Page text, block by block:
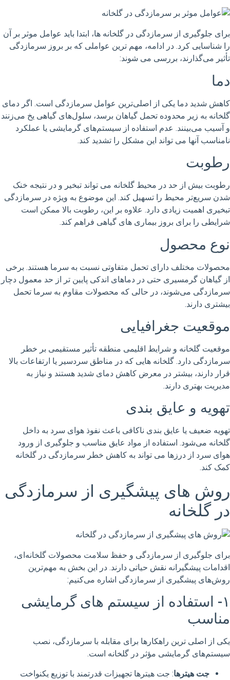
برای جلوگیری از سرمازدگی در گلخانه ها، ابتدا باید عوامل موثر بر آن
را شناسایی کرد. در ادامه، مهم ترین عواملی که بر بروز سرمازدگی
تأثیر می‌گذارند، بررسی می شوند:
دما
کاهش شدید دما یکی از اصلی‌ترین عوامل سرمازدگی است. اگر دمای
گلخانه به زیر محدوده تحمل گیاهان برسد، سلول‌های گیاهی یخ می‌زنند
و آسیب می‌بینند. عدم استفاده از سیستم‌های گرمایشی یا عملکرد
نامناسب آنها می تواند این مشکل را تشدید کند.
رطوبت
رطوبت بیش از حد در محیط گلخانه می تواند تبخیر و در نتیجه خنک
شدن سریع‌تر محیط را تسهیل کند. این موضوع به ویژه در سرمازدگی
تبخیری اهمیت زیادی دارد. علاوه بر این، رطوبت بالا ممکن است
شرایطی را برای بروز بیماری های گیاهی فراهم کند.
نوع محصول
محصولات مختلف دارای تحمل متفاوتی نسبت به سرما هستند. برخی
از گیاهان گرمسیری حتی در دماهای اندکی پایین تر از حد معمول دچار
سرمازدگی می‌شوند، در حالی که محصولات مقاوم به سرما تحمل
بیشتری دارند.
موقعیت جغرافیایی
موقعیت گلخانه و شرایط اقلیمی منطقه تأثیر مستقیمی بر خطر
سرمازدگی دارد. گلخانه هایی که در مناطق سردسیر یا ارتفاعات بالا
قرار دارند، بیشتر در معرض کاهش دمای شدید هستند و نیاز به
مدیریت بهتری دارند.
تهویه و عایق بندی
تهویه ضعیف یا عایق بندی ناکافی باعث نفوذ هوای سرد به داخل
گلخانه می‌شود. استفاده از مواد عایق مناسب و جلوگیری از ورود
هوای سرد از درزها می تواند به کاهش خطر سرمازدگی در گلخانه
کمک کند.
روش های پیشگیری از سرمازدگی
در گلخانه
برای جلوگیری از سرمازدگی و حفظ سلامت محصولات گلخانه‌ای،
اقدامات پیشگیرانه نقش حیاتی دارند. در این بخش به مهم‌ترین
روش‌های پیشگیری از سرمازدگی اشاره می‌کنیم:
۱- استفاده از سیستم های گرمایشی
مناسب
یکی از اصلی ترین راهکارها برای مقابله با سرمازدگی، نصب
سیستم‌های گرمایشی مؤثر در گلخانه است.
جت هیترها: جت هیترها تجهیزات قدرتمند با توزیع یکنواخت